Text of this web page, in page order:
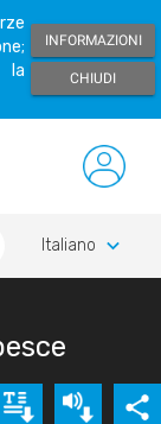
la
INFORMAZIONI
CHIUDI
Italiano keyboard_arrow_down